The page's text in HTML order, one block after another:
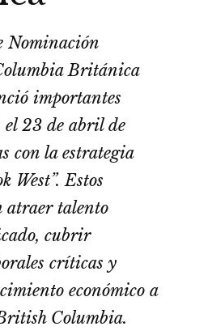
Nominación
Británica
importantes
el 23 de abril de
con la estrategia
West”. Estos
atraer talento
cubrir
críticas y
económico a
Columbia.